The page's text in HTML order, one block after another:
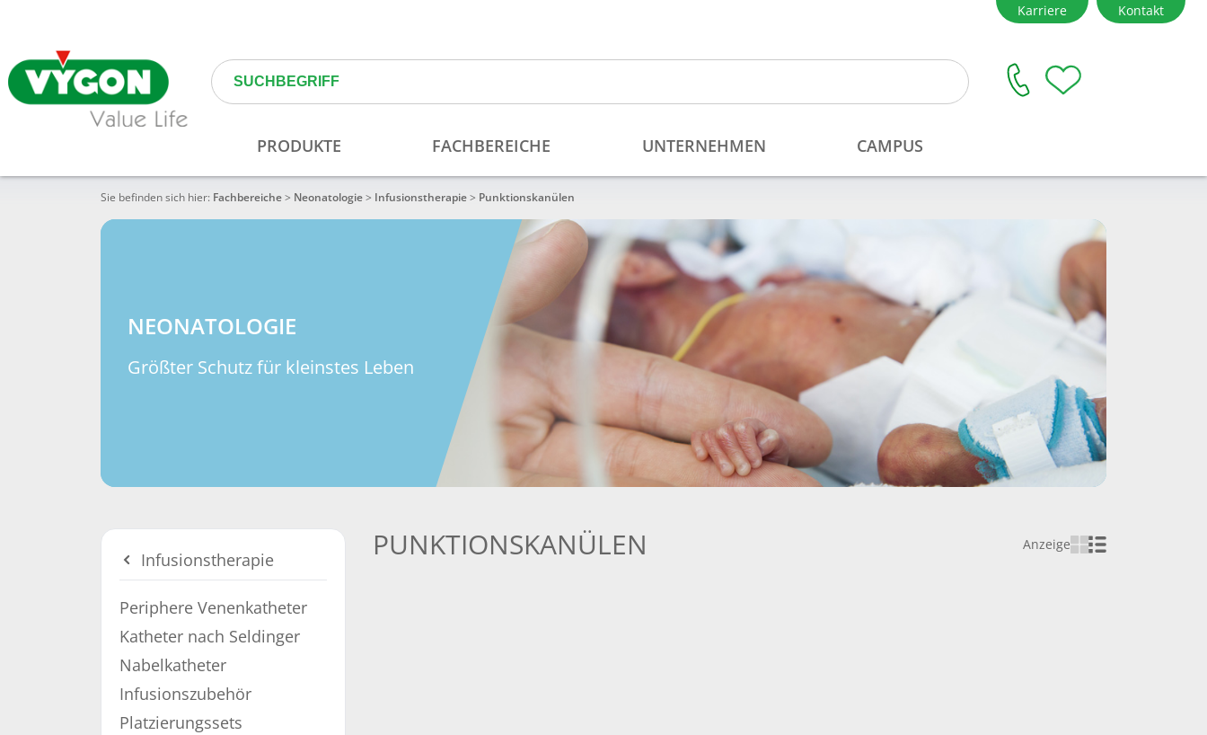
Sie befinden sich hier: Fachbereiche> Neonatologie> Infusionstherapie> Punktionskanülen
NEONATOLOGIE
Größter Schutz für kleinstes Leben
Infusionstherapie
Periphere Venenkatheter
Katheter nach Seldinger
Nabelkatheter
Infusionszubehör
Platzierungssets
PUNKTIONSKANÜLEN Anzeige